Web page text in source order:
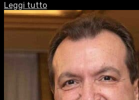
Leggi tutto